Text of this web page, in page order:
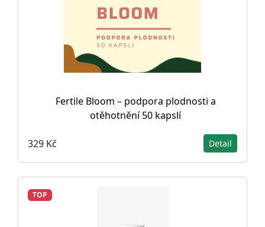
Fertile Bloom – podpora plodnosti a
otěhotnění 50 kapslí
329 Kč Detail
TOP